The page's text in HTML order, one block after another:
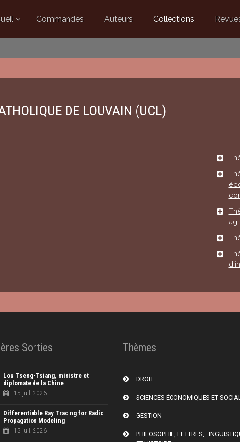
Commandes Auteurs Collections
DE LOUVAIN (UCL)
Sorties
Lou Tseng-Tsiang, ministre et
diplomate de la Chine
15 juil. 2026
Differentiable Ray Tracing for Radio
Propagation Modeling
15 juil. 2026
Thèmes
DROIT
SCIENCES ÉCONOMIQUES ET
GESTION
PHILOSOPHIE, LETTRES,